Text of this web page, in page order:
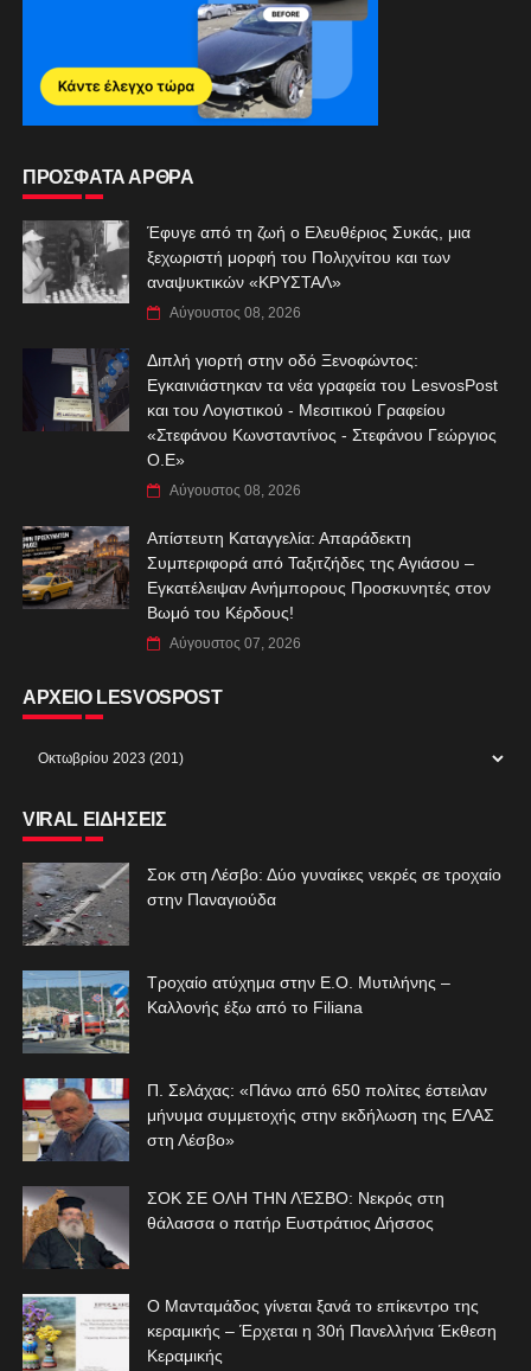
ΠΡΟΣΦΑΤΑ ΑΡΘΡΑ
Έφυγε από τη ζωή ο Ελευθέριος Συκάς, μια
ξεχωριστή μορφή του Πολιχνίτου και των
αναψυκτικών «ΚΡΥΣΤΑΛ»
Αύγουστος 08, 2026
Διπλή γιορτή στην οδό Ξενοφώντος:
Εγκαινιάστηκαν τα νέα γραφεία του LesvosPost
και του Λογιστικού - Μεσιτικού Γραφείου
«Στεφάνου Κωνσταντίνος - Στεφάνου Γεώργιος
Ο.Ε»
Αύγουστος 08, 2026
Απίστευτη Καταγγελία: Απαράδεκτη
Συμπεριφορά από Ταξιτζήδες της Αγιάσου –
Εγκατέλειψαν Ανήμπορους Προσκυνητές στον
Βωμό του Κέρδους!
Αύγουστος 07, 2026
ΑΡΧΕΙΟ LESVOSPOST
VIRAL ΕΙΔΗΣΕΙΣ
Σοκ στη Λέσβο: Δύο γυναίκες νεκρές σε τροχαίο
στην Παναγιούδα
Τροχαίο ατύχημα στην Ε.Ο. Μυτιλήνης –
Καλλονής έξω από το Filiana
Π. Σελάχας: «Πάνω από 650 πολίτες έστειλαν
μήνυμα συμμετοχής στην εκδήλωση της ΕΛΑΣ
στη Λέσβο»
ΣΟΚ ΣΕ ΟΛΗ ΤΗΝ ΛΈΣΒΟ: Νεκρός στη
θάλασσα ο πατήρ Ευστράτιος Δήσσος
Ο Μανταμάδος γίνεται ξανά το επίκεντρο της
κεραμικής – Έρχεται η 30ή Πανελλήνια Έκθεση
Κεραμικής